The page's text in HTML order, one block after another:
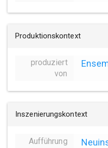
Produktionskontext
produziert
von
Inszenierungskontext
Aufführung